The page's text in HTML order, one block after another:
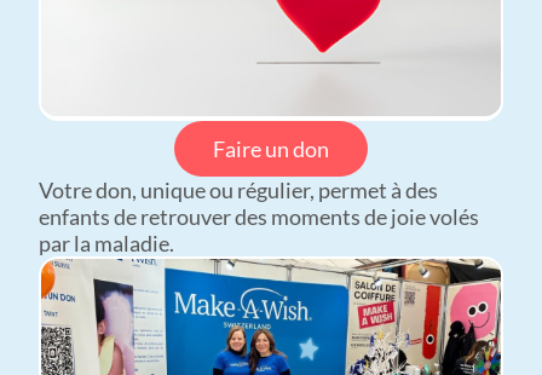
Faire un don
Votre don, unique ou régulier, permet à des
enfants de retrouver des moments de joie volés
par la maladie.